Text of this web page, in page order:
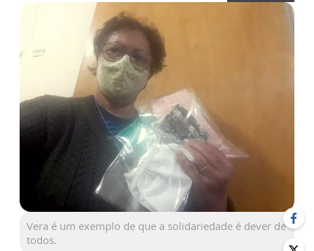
Vera é um exemplo de que a solidariedade é dever de
todos.